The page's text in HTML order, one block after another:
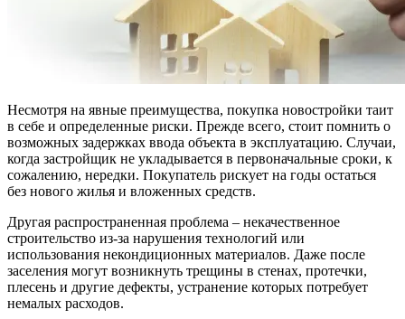
Несмотря на явные преимущества, покупка новостройки таит
в себе и определенные риски. Прежде всего, стоит помнить о
возможных задержках ввода объекта в эксплуатацию. Случаи,
когда застройщик не укладывается в первоначальные сроки, к
сожалению, нередки. Покупатель рискует на годы остаться
без нового жилья и вложенных средств.
Другая распространенная проблема – некачественное
строительство из-за нарушения технологий или
использования некондиционных материалов. Даже после
заселения могут возникнуть трещины в стенах, протечки,
плесень и другие дефекты, устранение которых потребует
немалых расходов.